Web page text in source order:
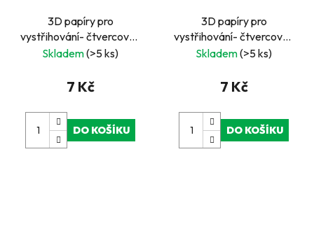
3D papíry pro
vystřihování- čtvercové-
sloni a pandy
Skladem(>5 ks)
7 Kč
DO KOŠÍKU
3D papíry pro
vystřihování- čtvercové-
svatební
Skladem(>5 ks)
7 Kč
DO KOŠÍKU